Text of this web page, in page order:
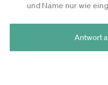
und Name nur wie
Antwort